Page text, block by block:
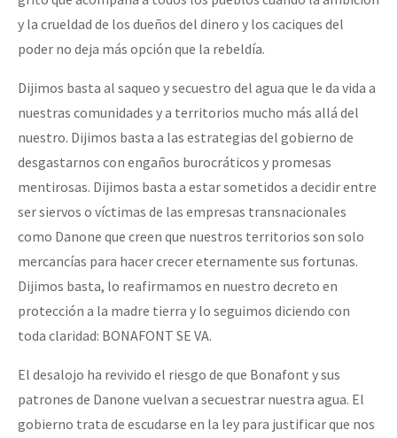
y la crueldad de los dueños del dinero y los caciques del
poder no deja más opción que la rebeldía.
Dijimos basta al saqueo y secuestro del agua que le da vida a
nuestras comunidades y a territorios mucho más allá del
nuestro. Dijimos basta a las estrategias del gobierno de
desgastarnos con engaños burocráticos y promesas
mentirosas. Dijimos basta a estar sometidos a decidir entre
ser siervos o víctimas de las empresas transnacionales
como Danone que creen que nuestros territorios son solo
mercancías para hacer crecer eternamente sus fortunas.
Dijimos basta, lo reafirmamos en nuestro decreto en
protección a la madre tierra y lo seguimos diciendo con
toda claridad: BONAFONT SE VA.
El desalojo ha revivido el riesgo de que Bonafont y sus
patrones de Danone vuelvan a secuestrar nuestra agua. El
gobierno trata de escudarse en la ley para justificar que nos